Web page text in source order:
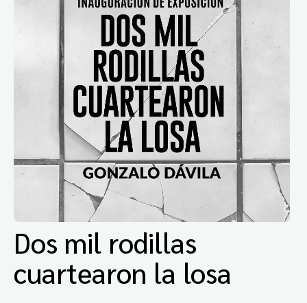
Dos mil rodillas
cuartearon la losa